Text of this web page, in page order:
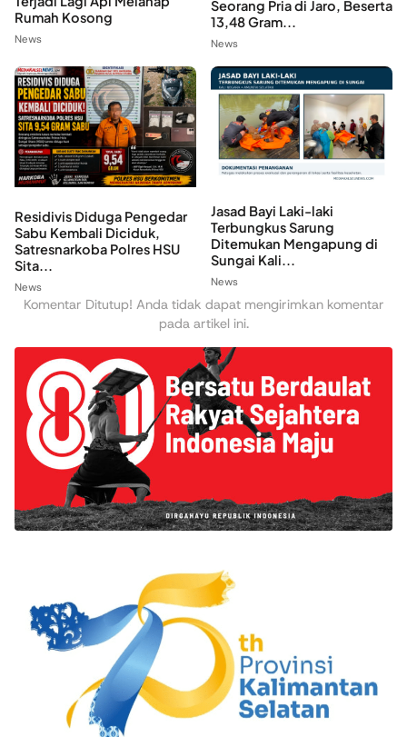
Rumah Kosong
News
Seorang Pria di Jaro, Beserta
13,48 Gram...
News
Residivis Diduga Pengedar
Sabu Kembali Diciduk,
Satresnarkoba Polres HSU
Sita...
News
Jasad Bayi Laki-laki
Terbungkus Sarung
Ditemukan Mengapung di
Sungai Kali...
News
Komentar Ditutup! Anda tidak dapat mengirimkan komentar
pada artikel ini.